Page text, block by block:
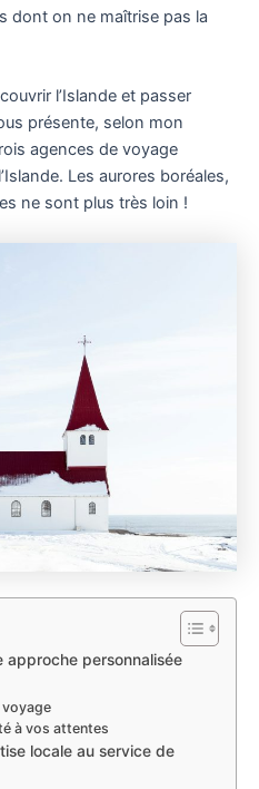
dont on ne maîtrise pas la
l’Islande et passer
présente, selon mon
agences de voyage
Les aurores boréales,
ne sont plus très loin !
approche personnalisée
voyage
à vos attentes
locale au service de